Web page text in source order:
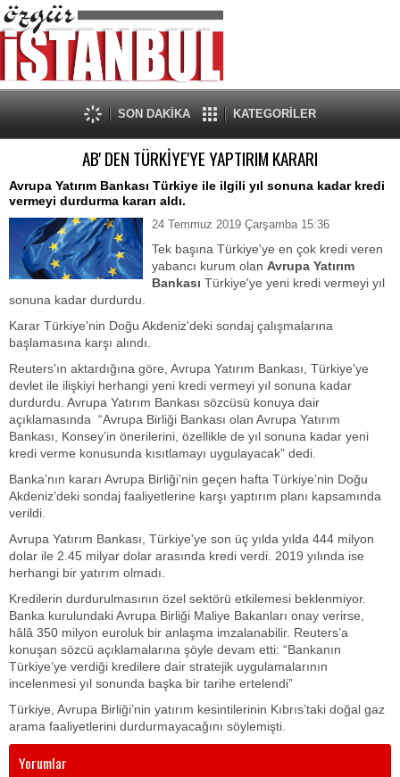
SON DAKİKA KATEGORİLER
AB' DEN TÜRKİYE'YE YAPTIRIM KARARI
Avrupa Yatırım Bankası Türkiye ile ilgili yıl sonuna kadar kredi
vermeyi durdurma kararı aldı.
24 Temmuz 2019 Çarşamba 15:36
Tek başına Türkiye'ye en çok kredi veren
yabancı kurum olan Avrupa Yatırım
Bankası Türkiye'ye yeni kredi vermeyi yıl
sonuna kadar durdurdu.
Karar Türkiye'nin Doğu Akdeniz'deki sondaj çalışmalarına
başlamasına karşı alındı.
Reuters'ın aktardığına göre, Avrupa Yatırım Bankası, Türkiye'ye
devlet ile ilişkiyi herhangi yeni kredi vermeyi yıl sonuna kadar
durdurdu. Avrupa Yatırım Bankası sözcüsü konuya dair
açıklamasında “Avrupa Birliği Bankası olan Avrupa Yatırım
Bankası, Konsey’in önerilerini, özellikle de yıl sonuna kadar yeni
kredi verme konusunda kısıtlamayı uygulayacak” dedi.
Banka’nın kararı Avrupa Birliği’nin geçen hafta Türkiye’nin Doğu
Akdeniz’deki sondaj faaliyetlerine karşı yaptırım planı kapsamında
verildi.
Avrupa Yatırım Bankası, Türkiye'ye son üç yılda yılda 444 milyon
dolar ile 2.45 milyar dolar arasında kredi verdi. 2019 yılında ise
herhangi bir yatırım olmadı.
Kredilerin durdurulmasının özel sektörü etkilemesi beklenmiyor.
Banka kurulundaki Avrupa Birliği Maliye Bakanları onay verirse,
hâlâ 350 milyon euroluk bir anlaşma imzalanabilir. Reuters’a
konuşan sözcü açıklamalarına şöyle devam etti: “Bankanın
Türkiye’ye verdiği kredilere dair stratejik uygulamalarının
incelenmesi yıl sonunda başka bir tarihe ertelendi”
Türkiye, Avrupa Birliği’nin yatırım kesintilerinin Kıbrıs’taki doğal gaz
arama faaliyetlerini durdurmayacağını söylemişti.
Yorumlar